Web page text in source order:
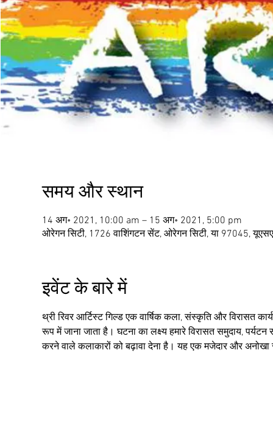
समय और स्थान
14 अग॰ 2021, 10:00 am – 15 अग॰ 2021, 5:00 pm
ओरेगन सिटी, 1726 वाशिंगटन सेंट, ओरेगन सिटी, या 97045, यूएसए
इवेंट के बारे में
थ्री रिवर आर्टिस्ट गिल्ड एक वार्षिक कला, संस्कृति और
रूप में जाना जाता है। घटना का लक्ष्य हमारे विरासत समुदाय,
करने वाले कलाकारों को बढ़ावा देना है। यह एक मजेदार और